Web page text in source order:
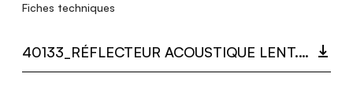
Fiches techniques
40133_RÉFLECTEUR ACOUSTIQUE LENT.PDF